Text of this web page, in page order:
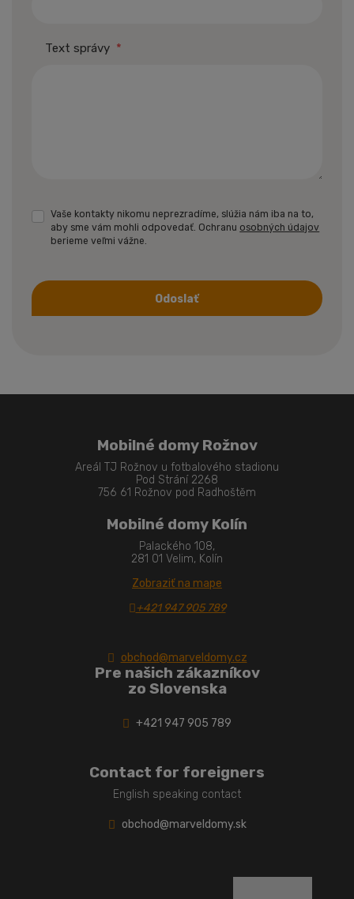
Text správy *
Vaše kontakty nikomu neprezradíme, slúžia nám iba na to,
aby sme vám mohli odpovedať. Ochranu osobných údajov
berieme veľmi vážne.
Odoslať
Mobilné domy Rožnov
Areál TJ Rožnov u fotbalového stadionu
Pod Strání 2268
756 61 Rožnov pod Radhoštěm
Mobilné domy Kolín
Palackého 108,
281 01 Velim, Kolín
Zobraziť na mape
+421 947 905 789
obchod@marveldomy.cz
Pre našich zákazníkov
zo Slovenska
+421 947 905 789
Contact for foreigners
English speaking contact
obchod@marveldomy.sk